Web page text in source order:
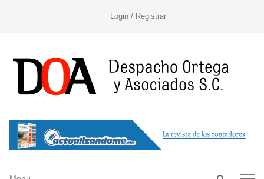
Login / Registrar
Open